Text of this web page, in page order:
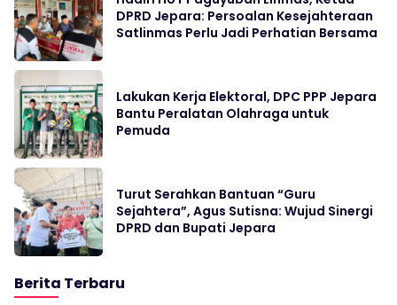
DPRD Jepara: Persoalan Kesejahteraan
Satlinmas Perlu Jadi Perhatian Bersama
Lakukan Kerja Elektoral, DPC PPP Jepara
Bantu Peralatan Olahraga untuk
Pemuda
Turut Serahkan Bantuan “Guru
Sejahtera”, Agus Sutisna: Wujud Sinergi
DPRD dan Bupati Jepara
Berita Terbaru